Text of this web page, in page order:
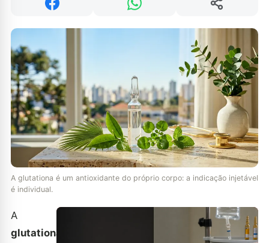
Compartilhar no FacebookCompartilhar no WhatsApp
Compartilhar
A glutationa é um antioxidante do próprio corpo: a indicação injetável
é individual.
A
glutationa